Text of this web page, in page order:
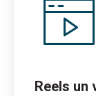
Reels un